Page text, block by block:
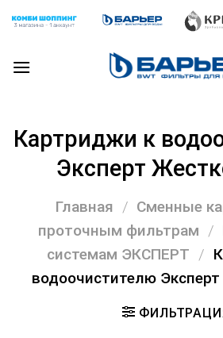
Картриджи к
Эксперт
Главная / Сменные
проточным фильтрам /
системам ЭКСПЕРТ /
водоочистителю